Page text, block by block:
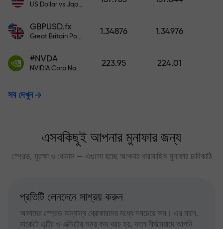
US Dollar vs Japanese Yen
GBPUSD.fx
Great Britain Pound vs US Dollar
1.34876 1.34976
#NVDA
NVIDIA Corp Nasdaq Stock Exchange (Nasdaq) USD
223.95 224.01
সব দেখুন
এসবকিছুই আপনার মুনাফার জন্য
স্প্রেড, সুরক্ষা ও বোনাস — এগুলো হচ্ছে আপনার ধারাবাহিক মুনাফার চাবিকাঠি
প্রতিটি লেনদেনে সাশ্রয় করুন
আমাদের স্প্রেড অন্যান্য ব্রোকারদের মধ্যে সবচেয়ে কম। এর মানে,
মার্কেটে এন্ট্রি ও এক্সিটের সময় কম খরচ হয়, ফলে দীর্ঘমেয়াদে আপনি